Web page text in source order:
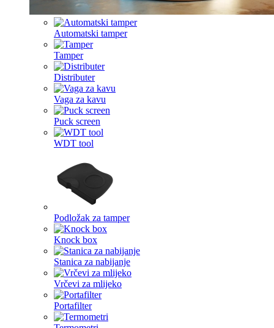
Automatski tamper
Tamper
Distributer
Vaga za kavu
Puck screen
WDT tool
Podložak za tamper
Knock box
Stanica za nabijanje
Vrčevi za mlijeko
Portafilter